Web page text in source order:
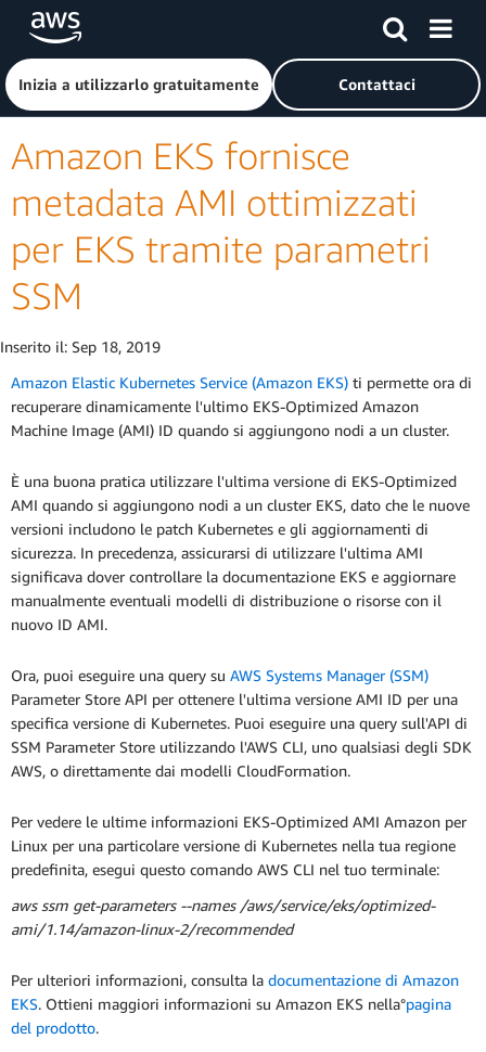
Passa al contenuto principale
Fai clic qui per tornare alla home page di Amazon Web
Inizia a utilizzarlo gratuitamente Contattaci
Amazon EKS fornisce
metadata AMI ottimizzati
per EKS tramite parametri
SSM
Inserito il: Sep 18, 2019
Amazon Elastic Kubernetes Service (Amazon EKS) ti permette ora di
recuperare dinamicamente l'ultimo EKS-Optimized Amazon
Machine Image (AMI) ID quando si aggiungono nodi a un cluster.
È una buona pratica utilizzare l'ultima versione di EKS-Optimized
AMI quando si aggiungono nodi a un cluster EKS, dato che le nuove
versioni includono le patch Kubernetes e gli aggiornamenti di
sicurezza. In precedenza, assicurarsi di utilizzare l'ultima AMI
significava dover controllare la documentazione EKS e aggiornare
manualmente eventuali modelli di distribuzione o risorse con il
nuovo ID AMI.
Ora, puoi eseguire una query su AWS Systems Manager (SSM)
Parameter Store API per ottenere l'ultima versione AMI ID per una
specifica versione di Kubernetes. Puoi eseguire una query sull'API di
SSM Parameter Store utilizzando l'AWS CLI, uno qualsiasi degli SDK
AWS, o direttamente dai modelli CloudFormation.
Per vedere le ultime informazioni EKS-Optimized AMI Amazon per
Linux per una particolare versione di Kubernetes nella tua regione
predefinita, esegui questo comando AWS CLI nel tuo terminale:
aws ssm get-parameters --names /aws/service/eks/optimized-
ami/1.14/amazon-linux-2/recommended
Per ulteriori informazioni, consulta la documentazione di Amazon
EKS. Ottieni maggiori informazioni su Amazon EKS nella°pagina
del prodotto.